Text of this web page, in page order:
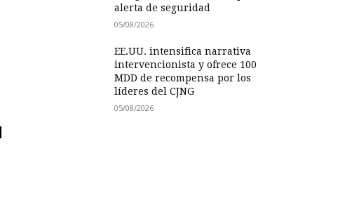
alerta de seguridad
05/08/2026
EE.UU. intensifica narrativa
intervencionista y ofrece 100
MDD de recompensa por los
líderes del CJNG
05/08/2026